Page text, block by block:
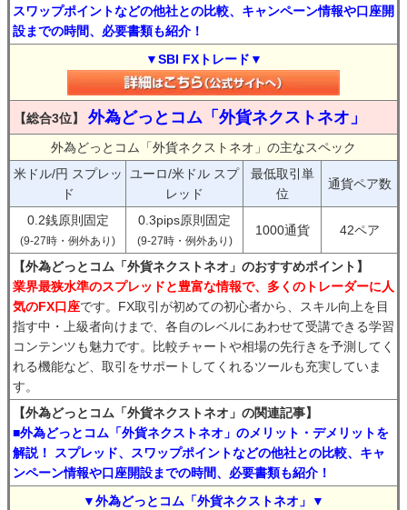
スワップポイントなどの他社との比較、キャンペーン情報や口座開
設までの時間、必要書類も紹介！
▼SBI FXトレード▼
【総合3位】 外為どっとコム「外貨ネクストネオ」
外為どっとコム「外貨ネクストネオ」の主なスペック
米ドル/円 スプレッ
ド
ユーロ/米ドル スプ
レッド
最低取引単
位
通貨ペア数
0.2銭原則固定
(9-27時・例外あり)
0.3pips原則固定
(9-27時・例外あり)
1000通貨 42ペア
【外為どっとコム「外貨ネクストネオ」のおすすめポイント】
業界最狭水準のスプレッドと豊富な情報で、多くのトレーダーに人
気のFX口座です。FX取引が初めての初心者から、スキル向上を目
指す中・上級者向けまで、各自のレベルにあわせて受講できる学習
コンテンツも魅力です。比較チャートや相場の先行きを予測してく
れる機能など、取引をサポートしてくれるツールも充実していま
す。
【外為どっとコム「外貨ネクストネオ」の関連記事】
■外為どっとコム「外貨ネクストネオ」のメリット・デメリットを
解説！ スプレッド、スワップポイントなどの他社との比較、キャ
ンペーン情報や口座開設までの時間、必要書類も紹介！
▼外為どっとコム「外貨ネクストネオ」▼